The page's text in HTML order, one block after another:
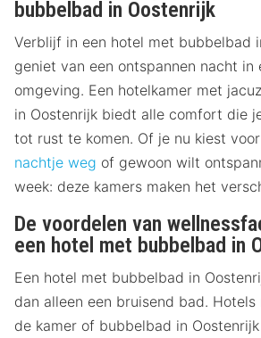
bubbelbad in Oostenrijk
Verblijf in een hotel met bubbelbad
geniet van een ontspannen nacht in
omgeving. Een hotelkamer met
in Oostenrijk biedt alle comfort die
tot rust te komen. Of je nu kiest
nachtje weg of gewoon wilt
week: deze kamers maken het
De voordelen van
een hotel met bubbelbad in
Een hotel met bubbelbad in
dan alleen een bruisend bad.
de kamer of bubbelbad in